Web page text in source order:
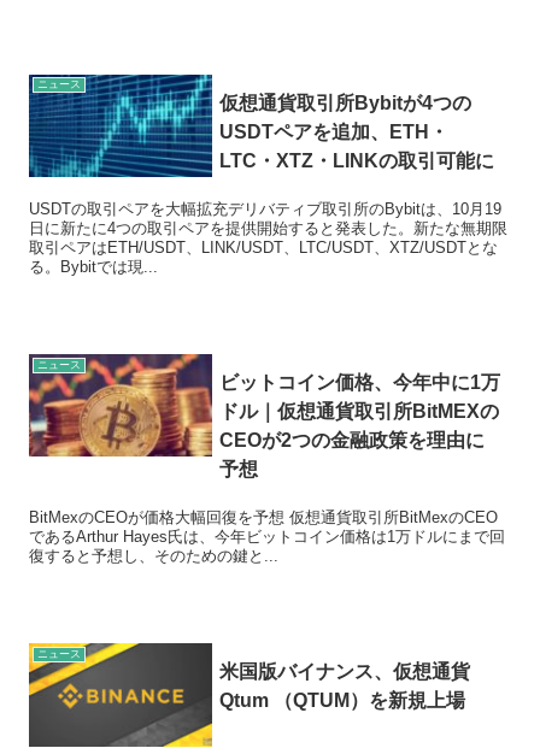
ニュース
仮想通貨取引所Bybitが4つの
USDTペアを追加、ETH・
LTC・XTZ・LINKの取引可能に
USDTの取引ペアを大幅拡充デリバティブ取引所のBybitは、10月19
日に新たに4つの取引ペアを提供開始すると発表した。新たな無期限
取引ペアはETH/USDT、LINK/USDT、LTC/USDT、XTZ/USDTとな
る。Bybitでは現...
ニュース
ビットコイン価格、今年中に1万
ドル｜仮想通貨取引所BitMEXの
CEOが2つの金融政策を理由に
予想
BitMexのCEOが価格大幅回復を予想 仮想通貨取引所BitMexのCEO
であるArthur Hayes氏は、今年ビットコイン価格は1万ドルにまで回
復すると予想し、そのための鍵と...
ニュース
米国版バイナンス、仮想通貨
Qtum （QTUM）を新規上場